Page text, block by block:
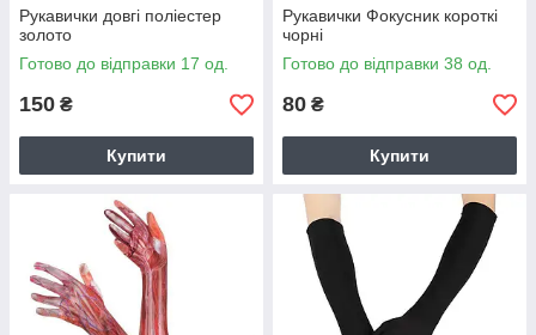
Рукавички довгі поліестер
золото
Готово до відправки 17 од.
150 ₴
Купити
Рукавички Фокусник короткі
чорні
Готово до відправки 38 од.
80 ₴
Купити